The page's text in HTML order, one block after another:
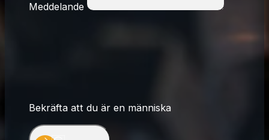
Meddelande
Bekräfta att du är en människa